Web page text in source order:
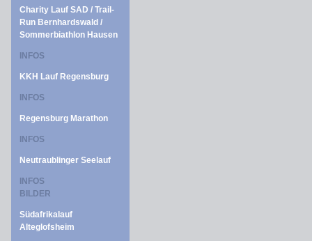
Charity Lauf SAD / Trail-
Run Bernhardswald /
Sommerbiathlon Hausen
INFOS
KKH Lauf Regensburg
INFOS
Regensburg Marathon
INFOS
Neutraublinger Seelauf
INFOS
BILDER
Südafrikalauf
Alteglofsheim